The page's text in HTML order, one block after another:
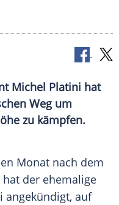
Michel Platini hat
Weg um
zu kämpfen.
Monat nach dem
hat der ehemalige
angekündigt, auf